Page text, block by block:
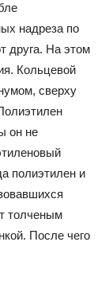
надреза по
друга. На этом
Кольцевой
сверху
он не
полиэтилен и
толченым
После чего